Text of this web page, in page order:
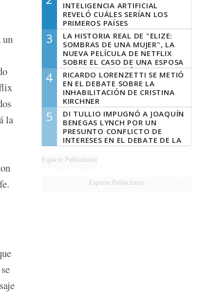
un
la
INTELIGENCIA ARTIFICIAL
REVELÓ CUÁLES SERÍAN LOS
PRIMEROS PAÍSES
LATINOAMERICANOS EN SER
DERROTADOS
3
LA HISTORIA REAL DE "ELIZE:
SOMBRAS DE UNA MUJER", LA
NUEVA PELÍCULA DE NETFLIX
SOBRE EL CASO DE UNA ESPOSA
QUE DESCUARTIZÓ A SU
MARIDO
4
RICARDO LORENZETTI SE METIÓ
EN EL DEBATE SOBRE LA
INHABILITACIÓN DE CRISTINA
KIRCHNER
5
DI TULLIO IMPUGNÓ A JOAQUÍN
BENEGAS LYNCH POR UN
PRESUNTO CONFLICTO DE
INTERESES EN EL DEBATE DE LA
LEY DE TIERRAS
Espacio Publicitario
Espacio Publicitario